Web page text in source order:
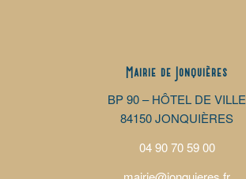
Mairie de Jonquières
BP 90 – HÔTEL DE VILLE
84150 JONQUIÈRES
04 90 70 59 00